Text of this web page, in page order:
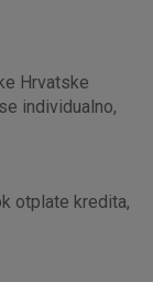
Hrvatske
individualno,
otplate kredita,